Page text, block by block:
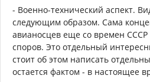
- Военно-технический аспект.
следующим образом. Сама
авианосцев еще со времен
споров. Это отдельный
стоит об этом написать
остается фактом - в настоящее